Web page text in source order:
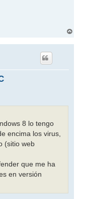
r
8 lo tengo
encima los virus,
(sitio web
que me ha
en versión